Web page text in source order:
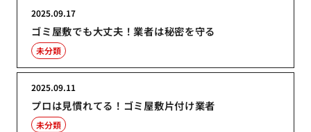
ゴミ屋敷でも大丈夫！業者は秘密を守る
2025.09.17
未分類
プロは見慣れてる！ゴミ屋敷片付け業者
2025.09.11
未分類